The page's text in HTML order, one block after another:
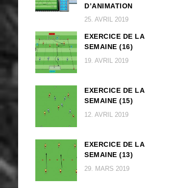
D’ANIMATION
25. AVRIL 2019
EXERCICE DE LA
SEMAINE (16)
19. AVRIL 2019
EXERCICE DE LA
SEMAINE (15)
12. AVRIL 2019
EXERCICE DE LA
SEMAINE (13)
29. MARS 2019